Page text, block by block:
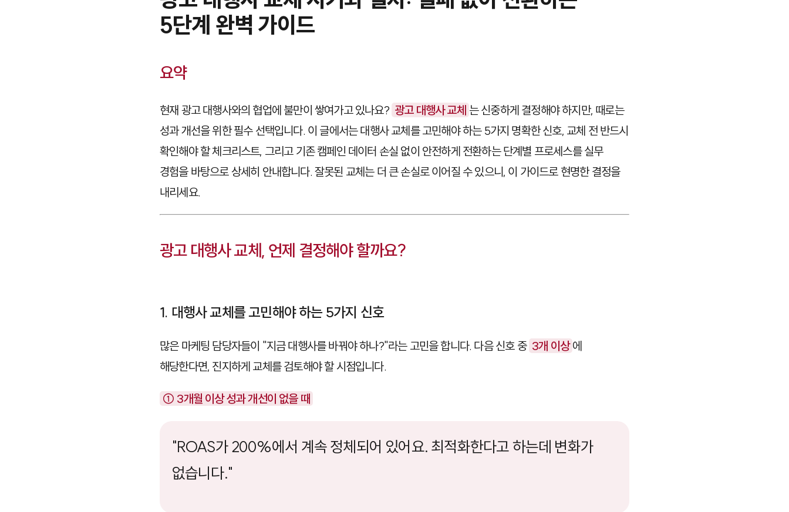
5단계 완벽 가이드
요약
현재 광고 대행사와의 협업에 불만이 쌓여가고 있나요? 광고 대행사 교체 는 신중하게 결정해야 하지만, 때로는
성과 개선을 위한 필수 선택입니다. 이 글에서는 대행사 교체를 고민해야 하는 5가지 명확한 신호, 교체 전 반드시
확인해야 할 체크리스트, 그리고 기존 캠페인 데이터 손실 없이 안전하게 전환하는 단계별 프로세스를 실무
경험을 바탕으로 상세히 안내합니다. 잘못된 교체는 더 큰 손실로 이어질 수 있으니, 이 가이드로 현명한 결정을
내리세요.
광고 대행사 교체, 언제 결정해야 할까요?
1. 대행사 교체를 고민해야 하는 5가지 신호
많은 마케팅 담당자들이 "지금 대행사를 바꿔야 하나?"라는 고민을 합니다. 다음 신호 중 3개 이상 에
해당한다면, 진지하게 교체를 검토해야 할 시점입니다.
① 3개월 이상 성과 개선이 없을 때
"ROAS가 200%에서 계속 정체되어 있어요. 최적화한다고 하는데 변화가
없습니다."